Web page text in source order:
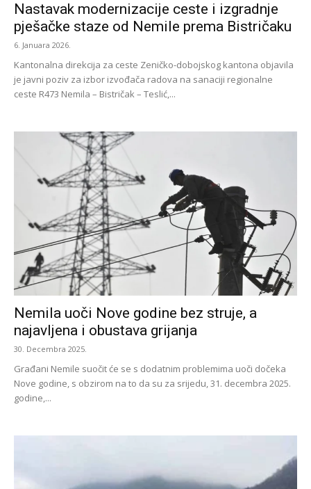
Nastavak modernizacije ceste i izgradnje
pješačke staze od Nemile prema Bistričaku
6. Januara 2026.
Kantonalna direkcija za ceste Zeničko-dobojskog kantona objavila
je javni poziv za izbor izvođača radova na sanaciji regionalne
ceste R473 Nemila – Bistričak – Teslić,...
Nemila uoči Nove godine bez struje, a
najavljena i obustava grijanja
30. Decembra 2025.
Građani Nemile suočit će se s dodatnim problemima uoči dočeka
Nove godine, s obzirom na to da su za srijedu, 31. decembra 2025.
godine,...